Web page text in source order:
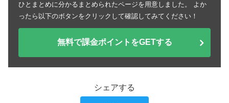
ひとまとめに分かるまとめられたページを用意しました。 よか
ったら以下のボタンをクリックして確認してみてください！
無料で課金ポイントをGETする
シェアする